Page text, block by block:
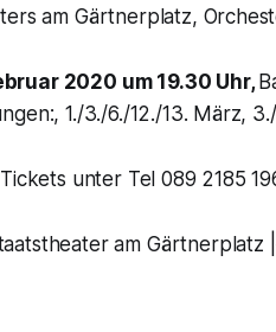
am Gärtnerplatz,
2020 um 19.30 Uhr,
1./3./6./12./13. März,
unter Tel 089 2185
am Gärtnerplatz